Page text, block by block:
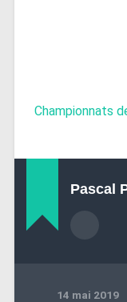
Championnats
Pascal
14 mai 2019